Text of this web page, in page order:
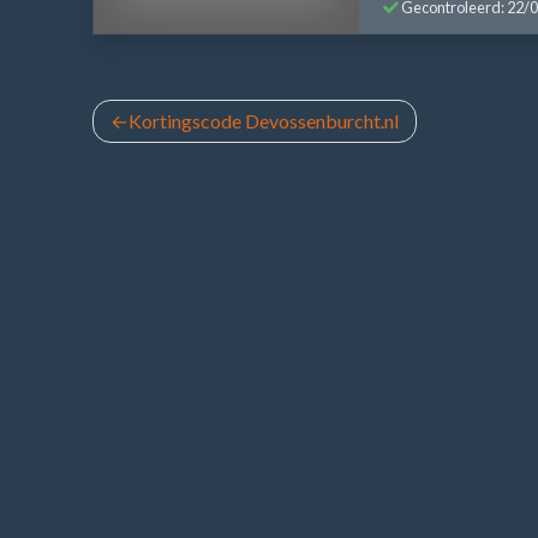
Gecontroleerd: 22/
Bericht
Kortingscode Devossenburcht.nl